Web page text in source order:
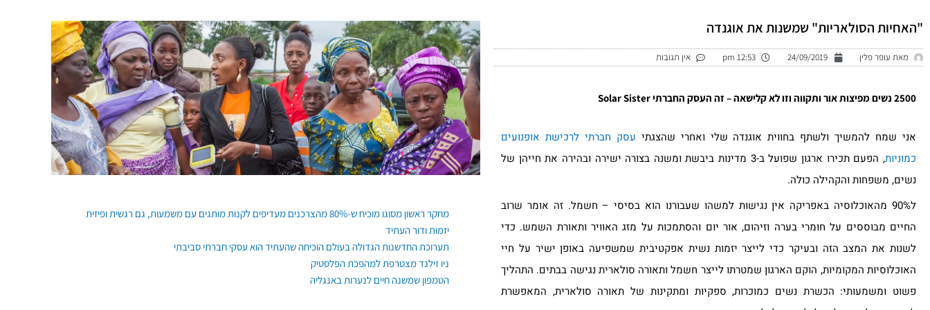
לתוכן
"האחיות הסולאריות" שמשנות את אוגנדה
מאת עופר פלין 24/09/2019
12:53 pm אין תגובות
2500 נשים מפיצות אור ותקווה וזו לא קלישאה – זה העסק החברתי Solar Sister
אני שמח להמשיך ולשתף בחווית אוגנדה שלי ואחרי שהצגתי עסק חברתי לרכישת אופנועים
כמוניות
, הפעם תכירו ארגון שפועל ב-3 מדינות ביבשת ומשנה בצורה ישירה ובהירה את חייהן של
נשים, משפחות והקהילה כולה.
ל90% מהאוכלוסיה באפריקה אין נגישות למשהו שעבורנו הוא בסיסי – חשמל. זה אומר שרוב
החיים מבוססים על חומרי בערה וזיהום, אור יום והסתמכות על מזג האוויר ותאורת השמש. כדי
לשנות את המצב הזה ובעיקר כדי לייצר יזמות נשית אפקטיבית שמשפיעה באופן ישיר על חיי
האוכלוסיות המקומיות, הוקם הארגון שמטרתו לייצר חשמל ותאורה סולארית נגישה בבתים. התהליך
פשוט ומשמעותי: הכשרת נשים כמוכרות, ספקיות ומתקינות של תאורה סולארית, המאפשרת
מחקר ראשון מסוגו מוכיח ש-80% מהצרכנים מעדיפים לקנות מותגים עם משמעות, גם רגשית ופיזית
יזמות ודור העתיד
תערוכת החדשנות הגדולה בעולם הוכיחה שהעתיד הוא עסקי חברתי סביבתי
ניו זילנד מצטרפת למהפכת הפלסטיק
הטמפון שמשנה חיים לנערות באנגליה